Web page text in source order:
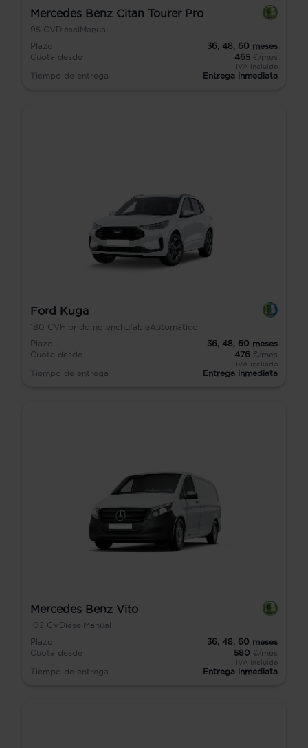
Mercedes Benz Citan Tourer Pro
95 CVDiéselManual
Plazo
36, 48, 60 meses
Cuota desde
465 €/mes
IVA incluido
Tiempo de entrega Entrega inmediata
Ford Kuga
180 CV Híbrido no enchufableAutomático
Plazo
36, 48, 60 meses
Cuota desde
476 €/mes
IVA incluido
Tiempo de entrega Entrega inmediata
Mercedes Benz Vito
102 CVDiéselManual
Plazo
36, 48, 60 meses
Cuota desde
580 €/mes
IVA incluido
Tiempo de entrega Entrega inmediata